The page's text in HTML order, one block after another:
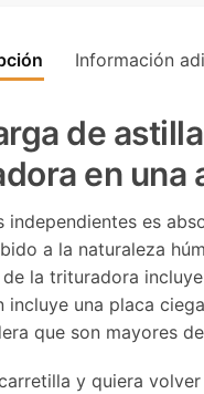
Información
de
en una
es
a la naturaleza
la trituradora
incluye una placa
que son mayores
y quiera